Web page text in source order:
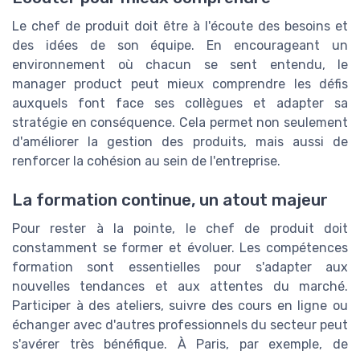
Le chef de produit doit être à l'écoute des besoins et
des idées de son équipe. En encourageant un
environnement où chacun se sent entendu, le
manager product peut mieux comprendre les défis
auxquels font face ses collègues et adapter sa
stratégie en conséquence. Cela permet non seulement
d'améliorer la gestion des produits, mais aussi de
renforcer la cohésion au sein de l'entreprise.
La formation continue, un atout majeur
Pour rester à la pointe, le chef de produit doit
constamment se former et évoluer. Les compétences
formation sont essentielles pour s'adapter aux
nouvelles tendances et aux attentes du marché.
Participer à des ateliers, suivre des cours en ligne ou
échanger avec d'autres professionnels du secteur peut
s'avérer très bénéfique. À Paris, par exemple, de